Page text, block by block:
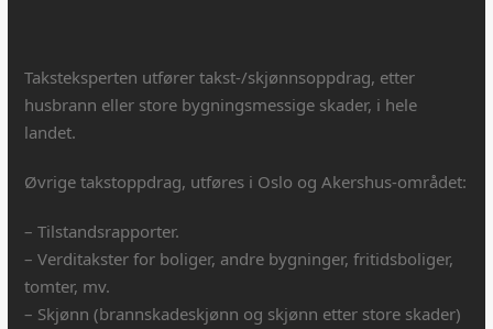
Taksteksperten utfører takst-/skjønnsoppdrag, etter
husbrann eller store bygningsmessige skader, i hele
landet.
Øvrige takstoppdrag, utføres i Oslo og Akershus-området:
– Tilstandsrapporter.
– Verditakster for boliger, andre bygninger, fritidsboliger,
tomter, mv.
– Skjønn (brannskadeskjønn og skjønn etter store skader)